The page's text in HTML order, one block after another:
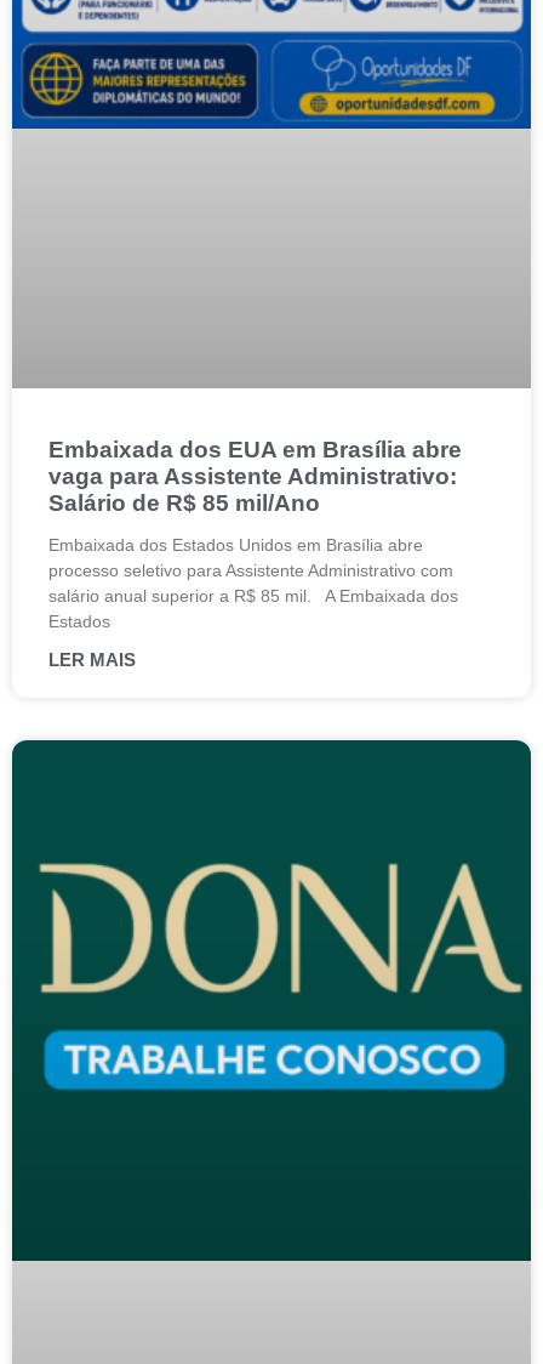
Embaixada dos EUA em Brasília abre
vaga para Assistente Administrativo:
Salário de R$ 85 mil/Ano
Embaixada dos Estados Unidos em Brasília abre
processo seletivo para Assistente Administrativo com
salário anual superior a R$ 85 mil. A Embaixada dos
Estados
LER MAIS